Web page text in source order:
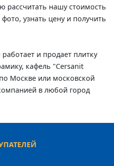
рассчитать нашу стоимость
узнать цену и получить
и продает плитку
кафель "Cersanit
Москве или московской
в любой город